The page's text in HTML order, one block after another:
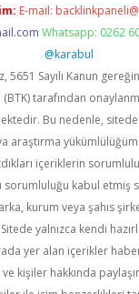
E-mail:
Whatsapp: 0262
@karabul
5651 Sayılı Kanun
tarafından
Bu nedenle,
araştırma
içeriklerin
kabul etmiş
kurum veya şahıs
yalnızca kendi
yer alan içerikler
kişiler hakkında